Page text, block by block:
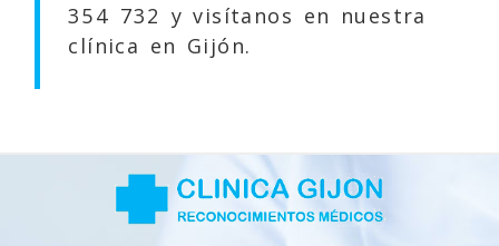
354 732 y visítanos en nuestra
clínica en Gijón.